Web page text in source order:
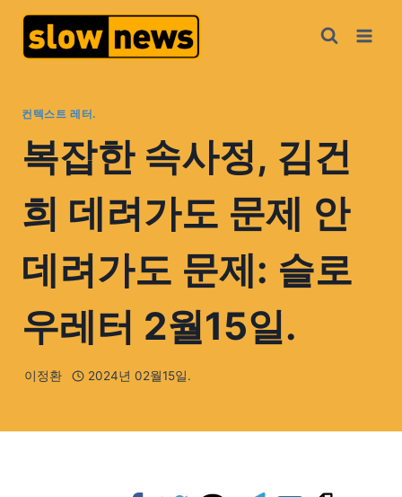
컨텍스트 레터.
복잡한 속사정, 김건
희 데려가도 문제 안
데려가도 문제: 슬로
우레터 2월15일.
이정환 2024년 02월15일.